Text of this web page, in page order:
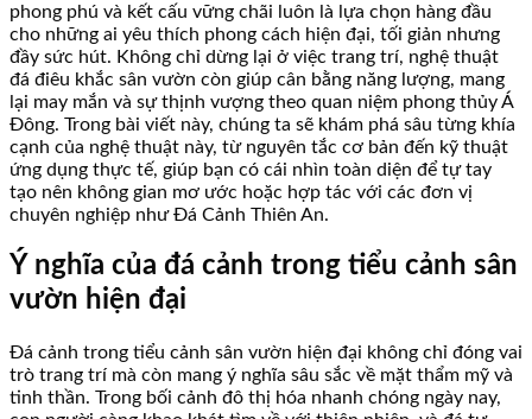
phong phú và kết cấu vững chãi luôn là lựa chọn hàng đầu
cho những ai yêu thích phong cách hiện đại, tối giản nhưng
đầy sức hút. Không chỉ dừng lại ở việc trang trí, nghệ thuật
đá điêu khắc sân vườn còn giúp cân bằng năng lượng, mang
lại may mắn và sự thịnh vượng theo quan niệm phong thủy Á
Đông. Trong bài viết này, chúng ta sẽ khám phá sâu từng khía
cạnh của nghệ thuật này, từ nguyên tắc cơ bản đến kỹ thuật
ứng dụng thực tế, giúp bạn có cái nhìn toàn diện để tự tay
tạo nên không gian mơ ước hoặc hợp tác với các đơn vị
chuyên nghiệp như Đá Cảnh Thiên An.
Ý nghĩa của đá cảnh trong tiểu cảnh sân
vườn hiện đại
Đá cảnh trong tiểu cảnh sân vườn hiện đại không chỉ đóng vai
trò trang trí mà còn mang ý nghĩa sâu sắc về mặt thẩm mỹ và
tinh thần. Trong bối cảnh đô thị hóa nhanh chóng ngày nay,